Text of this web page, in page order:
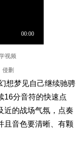
视频
侵删
梦见自己继续驰骋
16分音符的快速点
近的战场气氛，点奏
且音色要清晰、有颗